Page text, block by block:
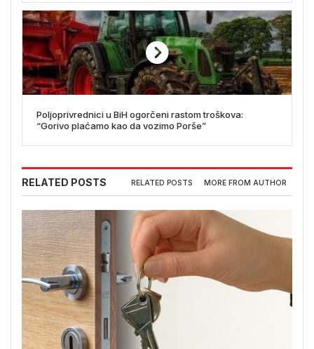
Poljoprivrednici u BiH ogorčeni rastom troškova:
“Gorivo plaćamo kao da vozimo Porše”
RELATED POSTS RELATED POSTS MORE FROM AUTHOR